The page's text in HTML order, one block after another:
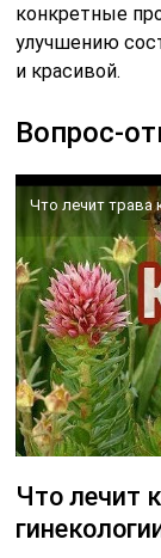
конкретные
улучшению
и красивой.
Вопрос-
Что лечит